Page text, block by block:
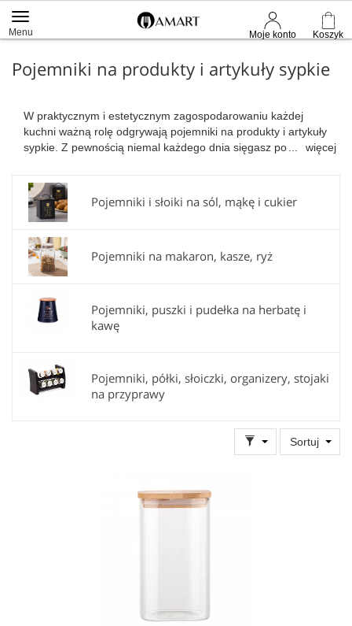
Moje konto Koszyk
Menu
Pojemniki na produkty i artykuły sypkie
W praktycznym i estetycznym zagospodarowaniu każdej
kuchni ważną rolę odgrywają pojemniki na produkty i artykuły
sypkie. Z pewnością niemal każdego dnia sięgasz po mąkę,
podczas nabierania z pudełka, zwłaszcza gdy masz mało
czasu, by usuwać powstałe w ten sposób zabrudzenia.
Pojemniki na produkty sypkie do kuchni pełnią jeszcze jedną
ważną funkcję – zabezpieczają mąki, kasze, ryż czy cukier
przed szkodliwym działaniem wilgoci, światła czy
przedostaniem się do środka, kurzu lub innych zabrudzeń.
Twojej kuchni. Jeśli masz zbyt mało miejsca w szafkach,
eleganckie czy kolorowe pojemniki kuchenne ceramiczne
ustawisz na blacie czy na półkach. Pojemniki plastikowe
również Twoje dzieci. Są lekkie, nie tłuką się i łatwo je otworzyć
– dzięki temu Twoje dziecko samo przygotuje sobie śniadanie.
więcej
Pojemniki i słoiki na sól, mąkę i cukier
Pojemniki na makaron, kasze, ryż
Pojemniki, puszki i pudełka na herbatę i
kawę
Pojemniki, półki, słoiczki, organizery, stojaki
na przyprawy
Sortuj